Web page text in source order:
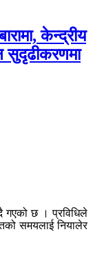
केन्द्रीय
सुदृढीकरणमा
गएको छ । प्रविधिले
समयलाई नियालेर